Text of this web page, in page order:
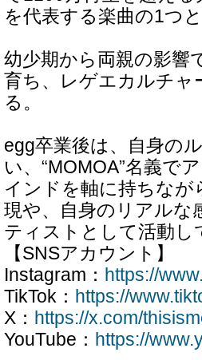
を代表する楽曲の1つ
幼少期から両親の影響
育ち、レゲエカルチャ
る。
egg卒業後は、自身の
い、“MOMOA”名義で
インドを軸に持ちな
現や、自身のリアルな
ティストとして活動し
【SNSアカウント】
Instagram： https://
TikTok： https://
X： https://x.com/
YouTube： https://